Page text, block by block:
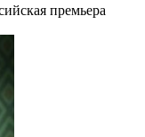
премьера